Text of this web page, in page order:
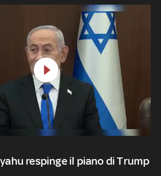
respinge il piano di Trump